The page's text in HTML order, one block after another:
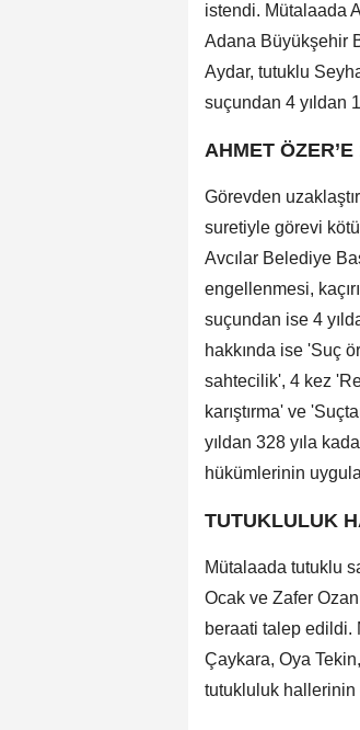
istendi. Mütalaada
Adana Büyükşehir
Aydar, tutuklu
suçundan 4 yıldan
AHMET
Görevden
suretiyle görevi
Avcılar Belediye
engellenmesi,
suçundan ise 4
hakkında ise 'Suç
sahtecilik', 4 kez
karıştırma' ve
yıldan 328 yıla
hükümlerinin
TUTUKLULUK
Mütalaada tutuklu
Ocak ve Zafer
beraati talep edildi.
Çaykara, Oya
tutukluluk hallerinin